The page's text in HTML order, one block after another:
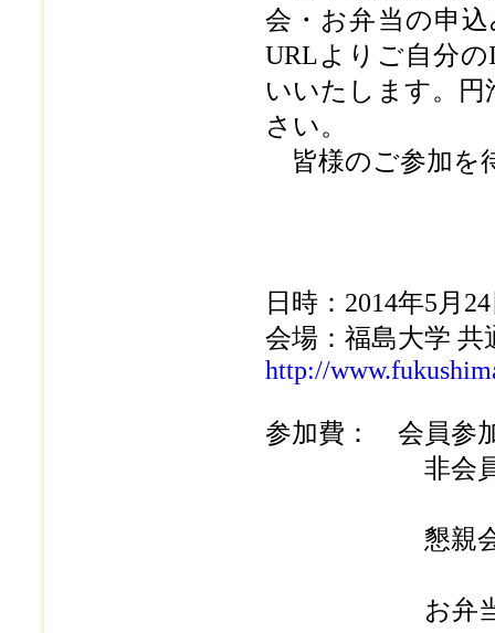
会・お弁当の申
URLよりご自分
いいたします。円
さい。
皆様のご参加を
日時：2014年5月
会場：福島大学 共
http://
参加費： 会員
非会員参加
懇親会費
お弁当